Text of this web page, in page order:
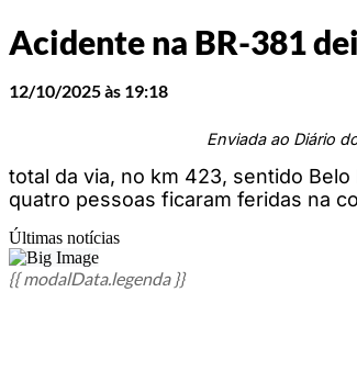
Acidente na BR-381
12/10/2025 às 19:18
Enviada ao Diário
total da via, no km 423, sentido
quatro pessoas ficaram feridas na
Últimas notícias
{{ modalData.legenda }}